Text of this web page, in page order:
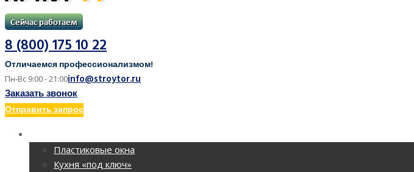
8 (800) 175 10 22
Отличаемся профессионализмом!
Пн-Вс 9:00 - 21:00info@stroytor.ru
Заказать звонок
Отправить запрос
Пластиковые окна
Кухня «под ключ»